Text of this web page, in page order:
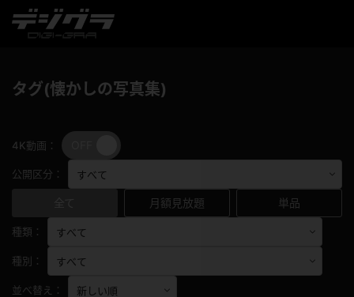
タグ(懐かしの写真集)
月額見放題 単品
種類：
種別：
並べ替え：
4K動画：
公開区分：